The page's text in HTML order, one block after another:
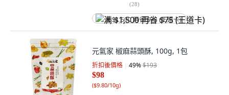
(28)
满 $1,500 再省 $75 (王道卡)
元氣家 椒麻蒜頭酥, 100g, 1包
折扣後價格 49%$193
$98
($9.80/10g)